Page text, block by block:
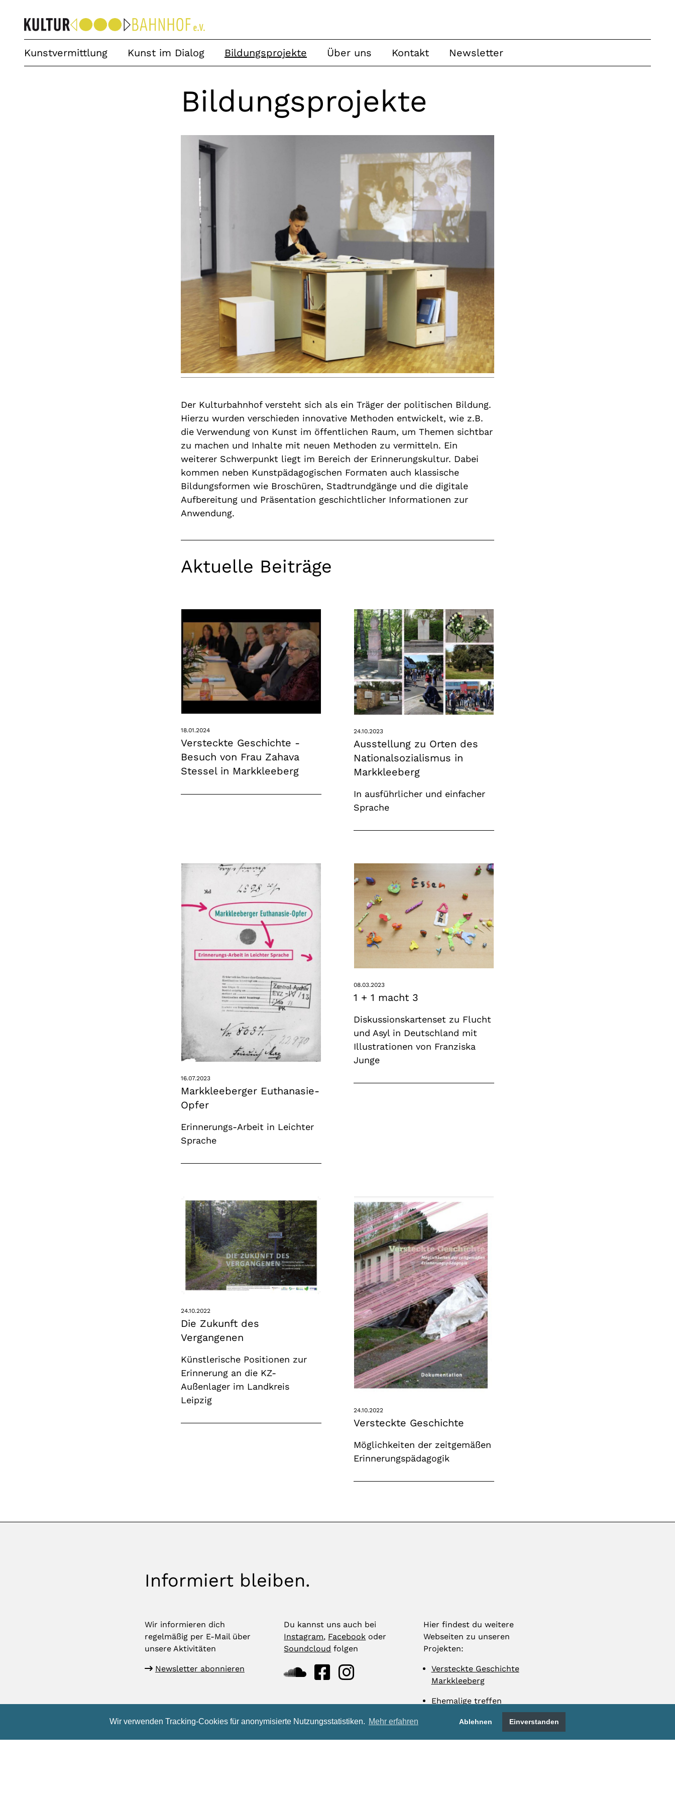
Wir verwenden Tracking-Cookies für anonymisierte Nutzungsstatistiken. Mehr erfahren Ablehnen Einverstanden
Kunstvermittlung Kunst im Dialog Bildungsprojekte Über uns Kontakt Newsletter
Bildungsprojekte
Der Kulturbahnhof versteht sich als ein Träger der politischen Bildung.
Hierzu wurden verschieden innovative Methoden entwickelt, wie z.B.
die Verwendung von Kunst im öffentlichen Raum, um Themen sichtbar
zu machen und Inhalte mit neuen Methoden zu vermitteln. Ein
weiterer Schwerpunkt liegt im Bereich der Erinnerungskultur. Dabei
kommen neben Kunstpädagogischen Formaten auch klassische
Bildungsformen wie Broschüren, Stadtrundgänge und die digitale
Aufbereitung und Präsentation geschichtlicher Informationen zur
Anwendung.
Aktuelle Beiträge
18.01.2024
Versteckte Geschichte -
Besuch von Frau Zahava
Stessel in Markkleeberg
24.10.2023
Ausstellung zu Orten des
Nationalsozialismus in
Markkleeberg
In ausführlicher und einfacher
Sprache
16.07.2023
Markkleeberger Euthanasie-
Opfer
Erinnerungs-Arbeit in Leichter
Sprache
08.03.2023
1 + 1 macht 3
Diskussionskartenset zu Flucht
und Asyl in Deutschland mit
Illustrationen von Franziska
Junge
24.10.2022
Die Zukunft des
Vergangenen
Künstlerische Positionen zur
Erinnerung an die KZ-
Außenlager im Landkreis
Leipzig
24.10.2022
Versteckte Geschichte
Möglichkeiten der zeitgemäßen
Erinnerungspädagogik
Informiert bleiben.
Wir informieren dich
regelmäßig per E-Mail über
unsere Aktivitäten
Newsletter abonnieren
Du kannst uns auch bei
Instagram, Facebook oder
Soundcloud folgen
Hier findest du weitere
Webseiten zu unseren
Projekten:
Versteckte Geschichte
Markkleeberg
Ehemalige treffen